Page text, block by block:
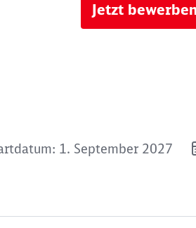
Jetzt bewerben
1. September 2027